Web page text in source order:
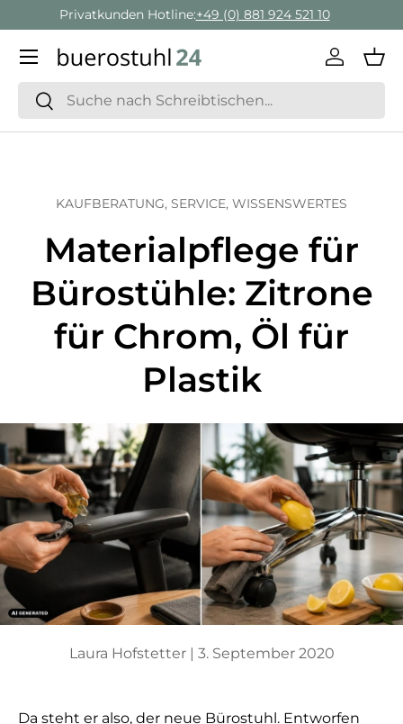
Direkt zum Inhalt
Geschäftskunden Beratung: + 49 (0) 881 924 521 22
Suchen
Suchen
Menü
KAUFBERATUNG, SERVICE, WISSENSWERTES
Materialpflege für
Bürostühle: Zitrone
für Chrom, Öl für
Plastik
Laura Hofstetter | 3. September 2020
Da steht er also, der neue Bürostuhl. Entworfen